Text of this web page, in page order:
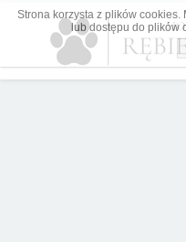
Strona korzysta z plików
lub dostępu do plików